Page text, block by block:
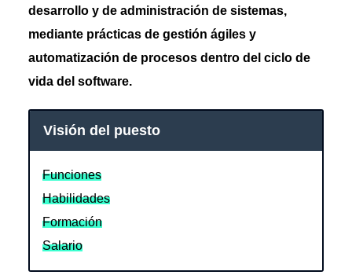
desarrollo y de administración de sistemas,
mediante prácticas de gestión ágiles y
automatización de procesos dentro del ciclo de
vida del software.
Visión del puesto
Funciones
Habilidades
Formación
Salario